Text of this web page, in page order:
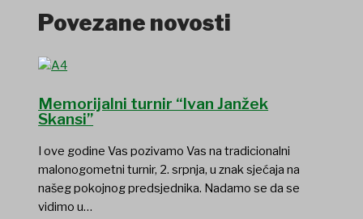
Povezane novosti
Memorijalni turnir “Ivan Janžek
Skansi”
I ove godine Vas pozivamo Vas na tradicionalni
malonogometni turnir, 2. srpnja, u znak sjećaja na
našeg pokojnog predsjednika. Nadamo se da se
vidimo u…